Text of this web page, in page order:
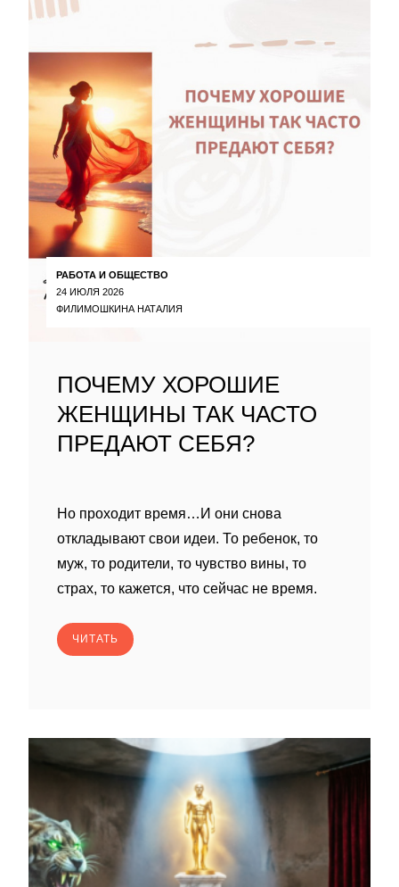
РАБОТА И ОБЩЕСТВО
24 ИЮЛЯ 2026
ФИЛИМОШКИНА НАТАЛИЯ
ПОЧЕМУ ХОРОШИЕ
ЖЕНЩИНЫ ТАК ЧАСТО
ПРЕДАЮТ СЕБЯ?
Но проходит время…И они снова
откладывают свои идеи. То ребенок, то
муж, то родители, то чувство вины, то
страх, то кажется, что сейчас не время.
ЧИТАТЬ